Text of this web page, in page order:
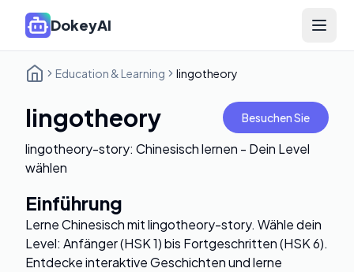
DokeyAI Open
Education & Learning lingotheory
lingotheory Besuchen Sie
lingotheory-story: Chinesisch lernen - Dein Level
wählen
Einführung
Lerne Chinesisch mit lingotheory-story. Wähle dein
Level: Anfänger (HSK 1) bis Fortgeschritten (HSK 6).
Entdecke interaktive Geschichten und lerne